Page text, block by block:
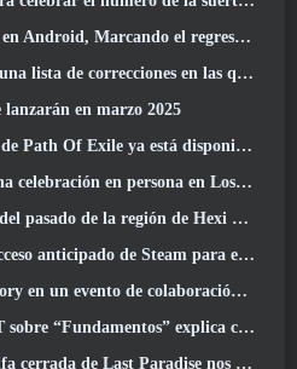
Marcando el regreso de Fortnite a Play Store
las que se está trabajando después del lanzamiento de Mirage
lanzarán en marzo 2025
Path Of Exile ya está disponible
Ángeles. Antes de los siete pecados capitales: Lanzamiento de origen
de Hexi comienza donde los vientos se encuentran hoy
de Steam para el ARPG Crystalfall de Steampunk
de colaboración con One-Punch Man
explica cómo trabajan juntos los agentes y los tanques
recuerda cómo es realmente sobrevivir al Apocalipsis zombi